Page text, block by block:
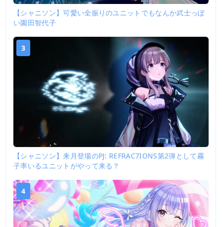
【シャニソン】可愛い全振りのユニットでもなんか武士っぽ
い園田智代子
3
【シャニソン】来月登場のPJ: REFRAC7IONS第2弾として霧
子率いるユニットがやって来る？
4